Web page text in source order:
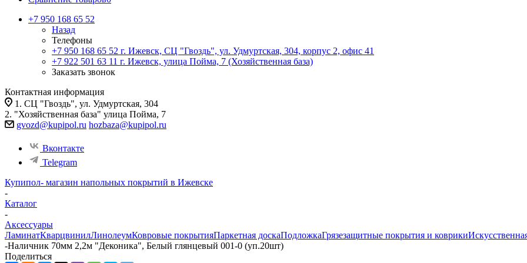
+7 950 168 65 52
Назад
Телефоны
+7 950 168 65 52 г. Ижевск, СЦ "Гвоздь", ул. Удмуртская, 304, корпус 2, офис 41
+7 922 501 63 11 г. Ижевск, улица Пойма, 7 (Хозяйственная база)
Заказать звонок
Контактная информация
1. СЦ "Гвоздь", ул. Удмуртская, 304
2. "Хозяйственная база" улица Пойма, 7
gvozd@kupipol.ru hozbaza@kupipol.ru
Вконтакте
Telegram
Купипол- магазин напольных покрытий в Ижевске
-
Каталог
-
Аксессуары
ЛаминатКварцвинилЛинолеумКовровые покрытияПаркетная доскаПодложкаГрязезащитные покрытия и коврики
-Наличник 70мм 2,2м "Деконика", Белый глянцевый 001-0 (уп.20шт)
Поделиться